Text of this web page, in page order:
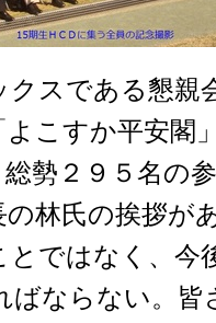
スである懇親
こすか平安閣
勢２９５名の
林氏の挨拶が
とではなく、今
ばならない。皆